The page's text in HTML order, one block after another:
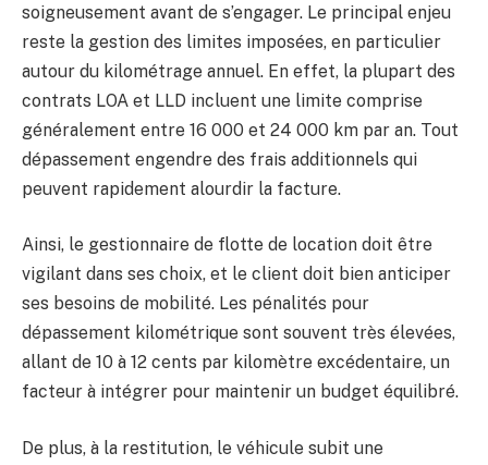
soigneusement avant de s’engager. Le principal enjeu
reste la gestion des limites imposées, en particulier
autour du kilométrage annuel. En effet, la plupart des
contrats LOA et LLD incluent une limite comprise
généralement entre 16 000 et 24 000 km par an. Tout
dépassement engendre des frais additionnels qui
peuvent rapidement alourdir la facture.
Ainsi, le gestionnaire de flotte de location doit être
vigilant dans ses choix, et le client doit bien anticiper
ses besoins de mobilité. Les pénalités pour
dépassement kilométrique sont souvent très élevées,
allant de 10 à 12 cents par kilomètre excédentaire, un
facteur à intégrer pour maintenir un budget équilibré.
De plus, à la restitution, le véhicule subit une